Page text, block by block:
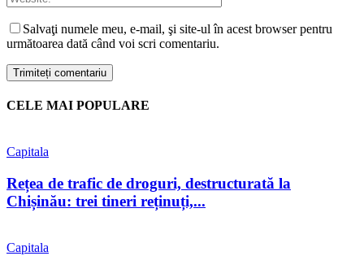
Salvaţi numele meu, e-mail, şi site-ul în acest browser pentru
următoarea dată când voi scri comentariu.
CELE MAI POPULARE
Capitala
Rețea de trafic de droguri, destructurată la
Chișinău: trei tineri reținuți,...
Capitala